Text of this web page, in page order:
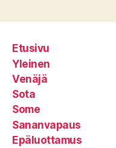
Etusivu
Yleinen
Venäjä
Sota
Some
Sananvapaus
Epäluottamus